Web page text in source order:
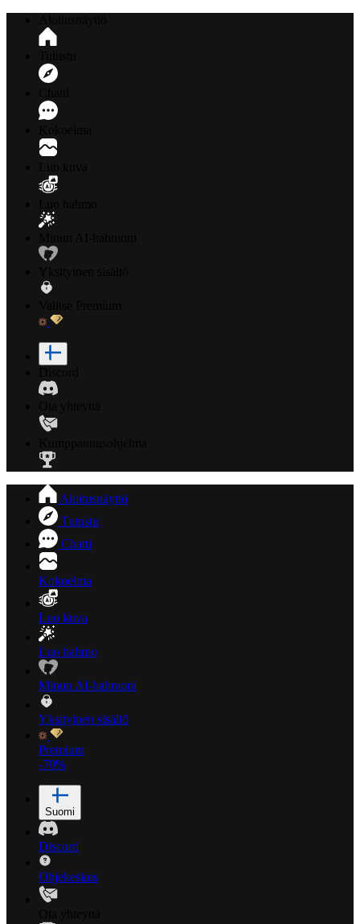
Aloitusnäyttö
Tutustu
Chatti
Kokoelma
Luo kuva
Luo hahmo
Minun AI-hahmoni
Yksityinen sisältö
Premium
-70%
Suomi
Discord
Ohjekeskus